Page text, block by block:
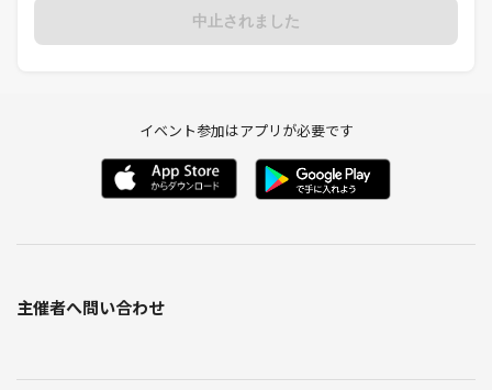
中止されました
イベント参加はアプリが必要です
主催者へ問い合わせ